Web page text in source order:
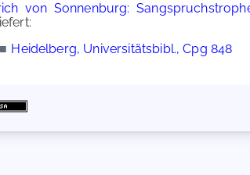
von Sonnenburg:
■ Heidelberg, Universitätsbibl., Cpg 848